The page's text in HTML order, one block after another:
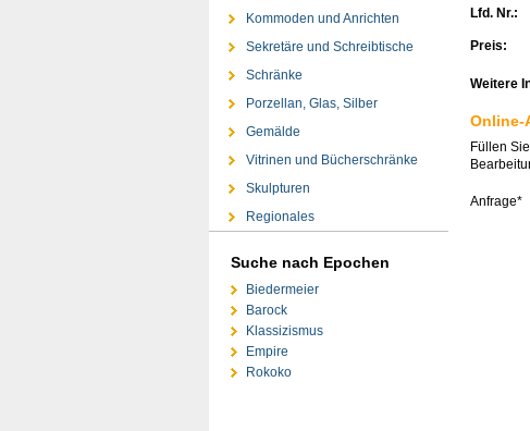
Kommoden und Anrichten
Sekretäre und Schreibtische
Schränke
Porzellan, Glas, Silber
Gemälde
Vitrinen und Bücherschränke
Skulpturen
Regionales
Suche nach Epochen
Biedermeier
Barock
Klassizismus
Empire
Rokoko
Lfd. Nr.:
Preis:
Weitere
Online-
Füllen
Anfrage*